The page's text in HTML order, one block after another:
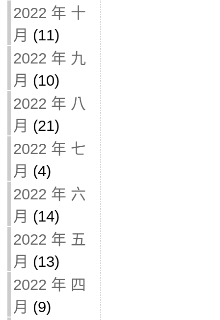
2022 年 十
月 (11)
2022 年 九
月 (10)
2022 年 八
月 (21)
2022 年 七
月 (4)
2022 年 六
月 (14)
2022 年 五
月 (13)
2022 年 四
月 (9)